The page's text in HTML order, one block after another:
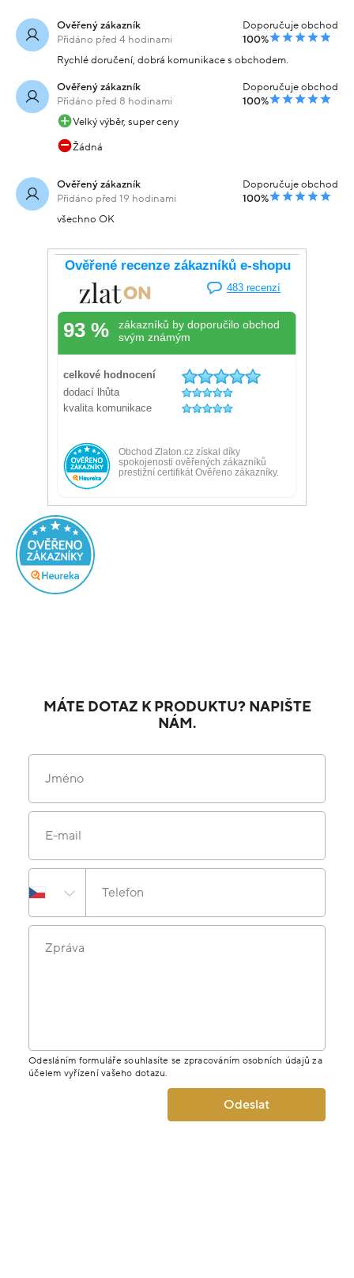
Ověřený zákazník
Přidáno před 4 hodinami
Doporučuje obchod
100%
Rychlé doručení, dobrá komunikace s obchodem.
Ověřený zákazník
Přidáno před 8 hodinami
Doporučuje obchod
100%
Velký výběr, super ceny
Žádná
Ověřený zákazník
Přidáno před 19 hodinami
Doporučuje obchod
100%
všechno OK
MÁTE DOTAZ K PRODUKTU? NAPIŠTE
NÁM.
Jméno
E-mail
Telefon
Zpráva
Odesláním formuláře souhlasíte se zpracováním osobních údajů za
účelem vyřízení vašeho dotazu.
Odeslat